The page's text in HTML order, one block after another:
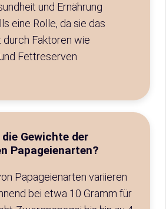
und Ernährung
eine Rolle, da sie das
Faktoren wie
Fettreserven
Gewichte der
Papageienarten?
Papageienarten variieren
bei etwa 10 Gramm für